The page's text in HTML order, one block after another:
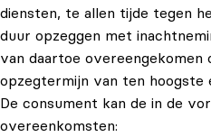
diensten, te allen tijde tegen
duur opzeggen met
van daartoe overeengekomen
opzegtermijn van ten hoogste
De consument kan de in de
overeenkomsten: